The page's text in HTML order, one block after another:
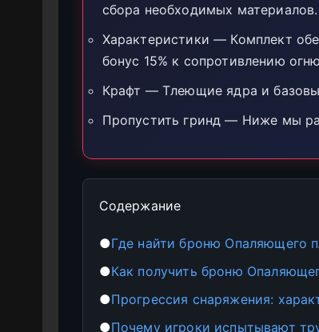
сбора необходимых материалов.
Характеристики — Комплект
бонус 15% к сопротивлению
Крафт — Тлеющие ядра и
Пропустить гринд — Ниже мы
Содержание
●Где найти броню Опаляющего
●Как получить броню
●Прогрессия снаряжения:
●Почему игроки испытывают